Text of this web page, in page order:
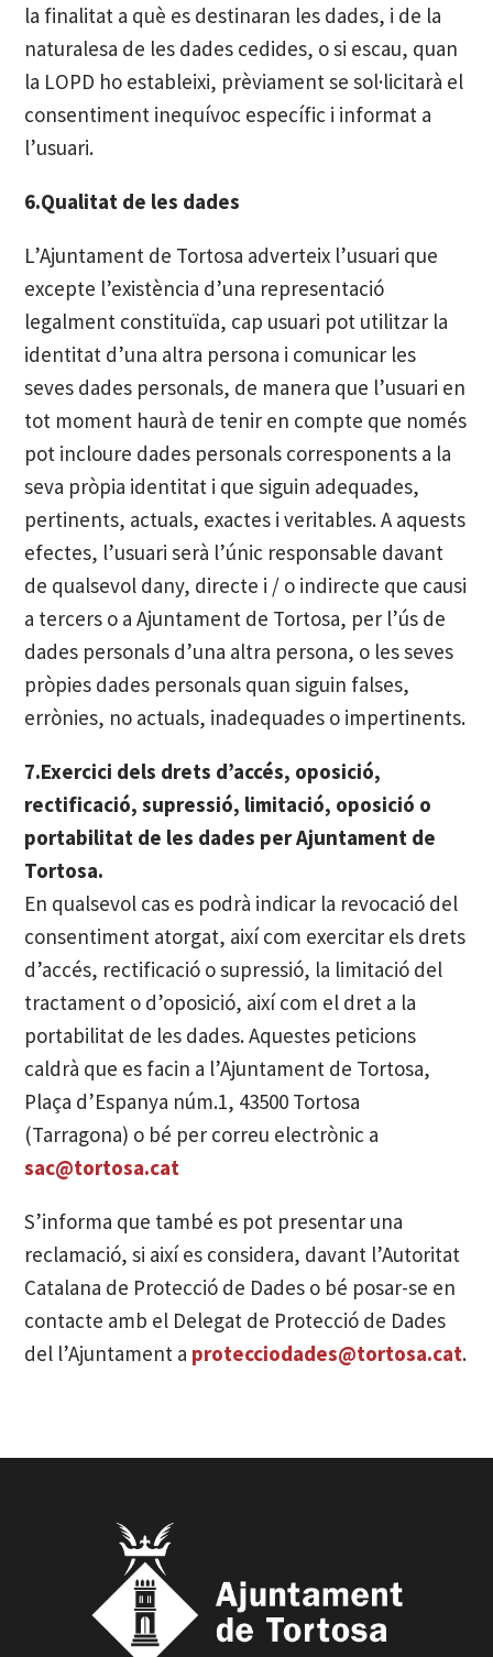
la finalitat a què es destinaran les dades, i de la
naturalesa de les dades cedides, o si escau, quan
la LOPD ho estableixi, prèviament se sol·licitarà el
consentiment inequívoc específic i informat a
l’usuari.
6.Qualitat de les dades
L’Ajuntament de Tortosa adverteix l’usuari que
excepte l’existència d’una representació
legalment constituïda, cap usuari pot utilitzar la
identitat d’una altra persona i comunicar les
seves dades personals, de manera que l’usuari en
tot moment haurà de tenir en compte que només
pot incloure dades personals corresponents a la
seva pròpia identitat i que siguin adequades,
pertinents, actuals, exactes i veritables. A aquests
efectes, l’usuari serà l’únic responsable davant
de qualsevol dany, directe i / o indirecte que causi
a tercers o a Ajuntament de Tortosa, per l’ús de
dades personals d’una altra persona, o les seves
pròpies dades personals quan siguin falses,
errònies, no actuals, inadequades o impertinents.
7.Exercici dels drets d’accés, oposició,
rectificació, supressió, limitació, oposició o
portabilitat de les dades per Ajuntament de
Tortosa.
En qualsevol cas es podrà indicar la revocació del
consentiment atorgat, així com exercitar els drets
d’accés, rectificació o supressió, la limitació del
tractament o d’oposició, així com el dret a la
portabilitat de les dades. Aquestes peticions
caldrà que es facin a l’Ajuntament de Tortosa,
Plaça d’Espanya núm.1, 43500 Tortosa
(Tarragona) o bé per correu electrònic a
sac@tortosa.cat
S’informa que també es pot presentar una
reclamació, si així es considera, davant l’Autoritat
Catalana de Protecció de Dades o bé posar-se en
contacte amb el Delegat de Protecció de Dades
del l’Ajuntament a protecciodades@tortosa.cat.